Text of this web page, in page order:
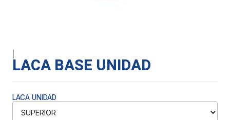
LACA BASE UNIDAD
LACA UNIDAD